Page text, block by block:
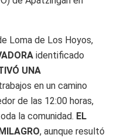
Loma de Los Hoyos,
identificado
UNA
en un camino
de las 12:00 horas,
la comunidad. EL
, aunque resultó